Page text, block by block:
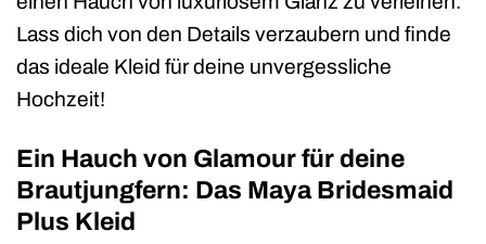
Lass dich von den Details verzaubern und finde
das ideale Kleid für deine unvergessliche
Hochzeit!
Ein Hauch von Glamour für deine
Brautjungfern: Das Maya Bridesmaid
Plus Kleid